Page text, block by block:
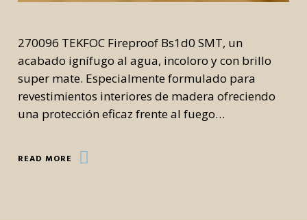
270096 TEKFOC Fireproof Bs1d0 SMT, un
acabado ignífugo al agua, incoloro y con brillo
super mate. Especialmente formulado para
revestimientos interiores de madera ofreciendo
una protección eficaz frente al fuego…
READ MORE